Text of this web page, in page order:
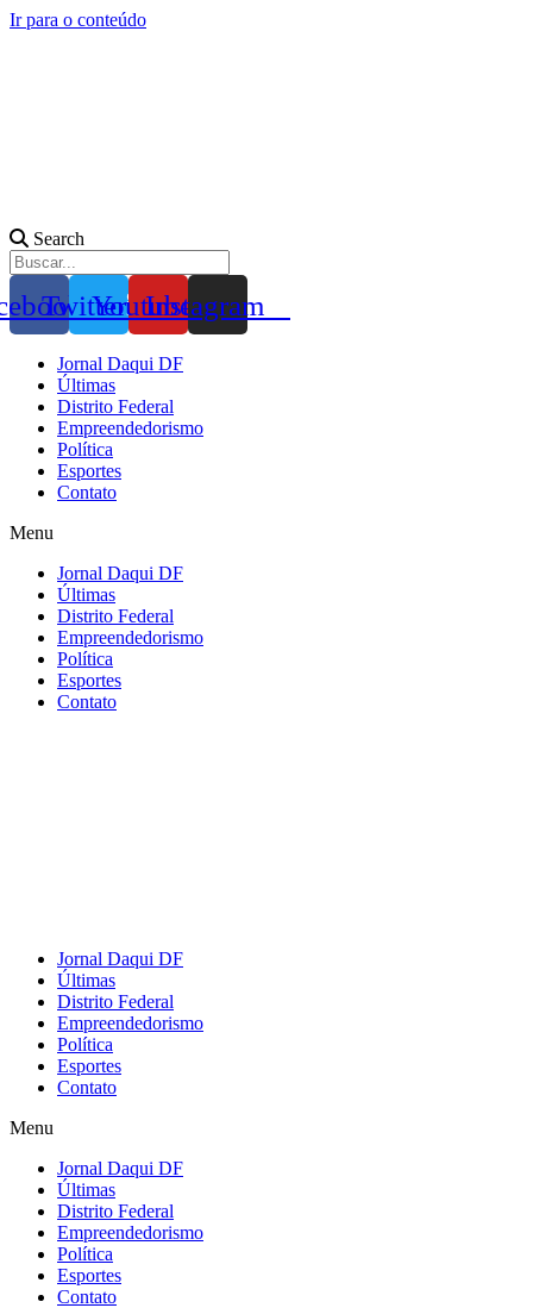
Ir para o conteúdo
Search
TwitterYoutubeInstagram
Jornal Daqui DF
Últimas
Distrito Federal
Empreendedorismo
Política
Esportes
Contato
Menu
Jornal Daqui DF
Últimas
Distrito Federal
Empreendedorismo
Política
Esportes
Contato
Jornal Daqui DF
Últimas
Distrito Federal
Empreendedorismo
Política
Esportes
Contato
Menu
Jornal Daqui DF
Últimas
Distrito Federal
Empreendedorismo
Política
Esportes
Contato